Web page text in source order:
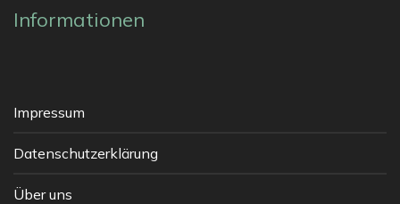
Informationen
Impressum
Datenschutzerklärung
Über uns